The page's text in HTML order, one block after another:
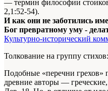
— термин философии
2,1:52-54).
И как они не заботились
Бог превратному уму -
Культурно-исторический
Толкование на группу стихов:
Подобные «перечни грехов»
древние авторы —